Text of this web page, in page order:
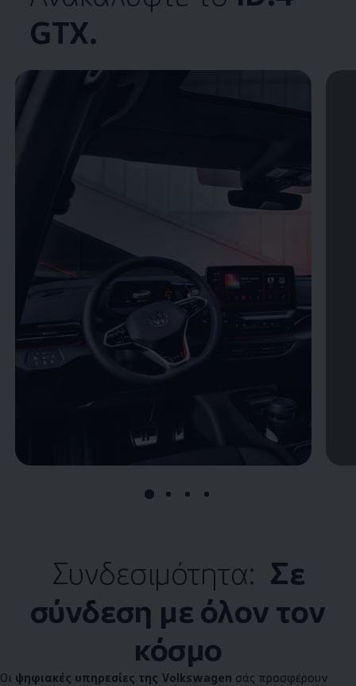
Enable fullscreen mode
GTX.
Συνδεσιμότητα: Σε
σύνδεση με όλον τον
κόσμο
Οι ψηφιακές υπηρεσίες της Volkswagen σάς προσφέρουν